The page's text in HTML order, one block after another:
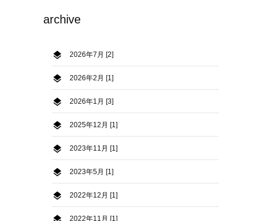
archive
2026年7月 [2]
2026年2月 [1]
2026年1月 [3]
2025年12月 [1]
2023年11月 [1]
2023年5月 [1]
2022年12月 [1]
2022年11月 [1]